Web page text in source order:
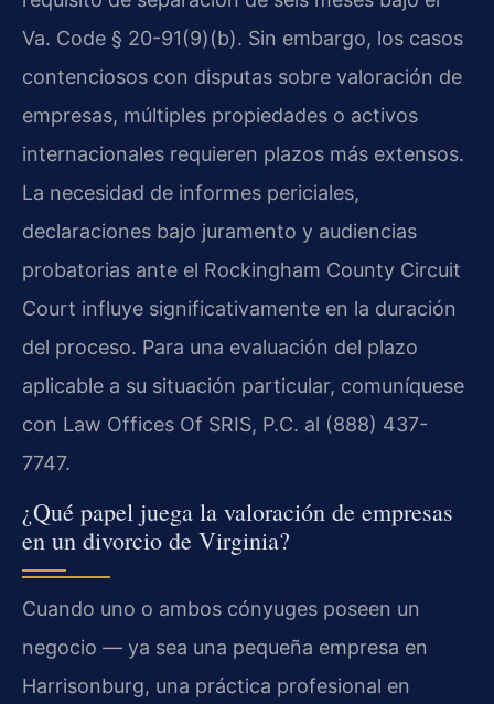
Va. Code § 20-91(9)(b). Sin embargo, los casos
contenciosos con disputas sobre valoración de
empresas, múltiples propiedades o activos
internacionales requieren plazos más extensos.
La necesidad de informes periciales,
declaraciones bajo juramento y audiencias
probatorias ante el Rockingham County Circuit
Court influye significativamente en la duración
del proceso. Para una evaluación del plazo
aplicable a su situación particular, comuníquese
con Law Offices Of SRIS, P.C. al (888) 437-
7747.
¿Qué papel juega la valoración de empresas
en un divorcio de Virginia?
Cuando uno o ambos cónyuges poseen un
negocio — ya sea una pequeña empresa en
Harrisonburg, una práctica profesional en